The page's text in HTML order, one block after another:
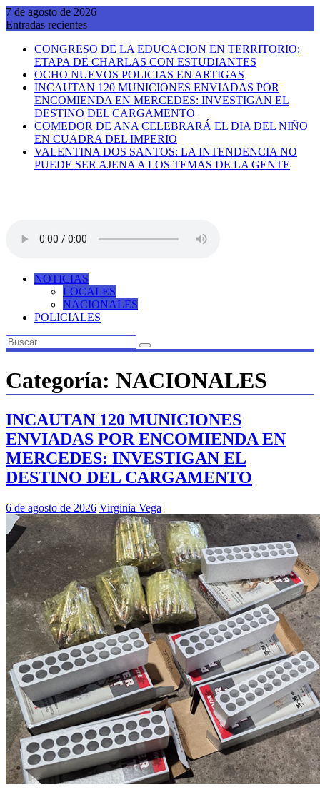
Saltar
al
7 de agosto de 2026
Entradas recientes
CONGRESO DE LA EDUCACION EN TERRITORIO:
ETAPA DE CHARLAS CON ESTUDIANTES
OCHO NUEVOS POLICIAS EN ARTIGAS
INCAUTAN 120 MUNICIONES ENVIADAS POR
ENCOMIENDA EN MERCEDES: INVESTIGAN EL
DESTINO DEL CARGAMENTO
COMEDOR DE ANA CELEBRARÁ EL DIA DEL NIÑO
EN CUADRA DEL IMPERIO
VALENTINA DOS SANTOS: LA INTENDENCIA NO
PUEDE SER AJENA A LOS TEMAS DE LA GENTE
NOTICIAS
LOCALES
NACIONALES
POLICIALES
Categoría: NACIONALES
INCAUTAN 120 MUNICIONES
ENVIADAS POR ENCOMIENDA EN
MERCEDES: INVESTIGAN EL
DESTINO DEL CARGAMENTO
6 de agosto de 2026 Virginia Vega